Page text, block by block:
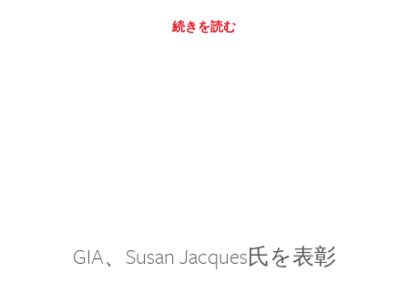
続きを読む
GIA、Susan Jacques氏を表彰